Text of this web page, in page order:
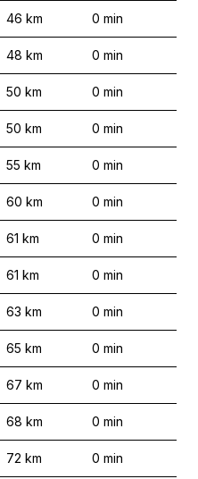
46 km 0 min
48 km 0 min
50 km 0 min
50 km 0 min
55 km 0 min
60 km 0 min
61 km 0 min
61 km 0 min
63 km 0 min
65 km 0 min
67 km 0 min
68 km 0 min
72 km 0 min